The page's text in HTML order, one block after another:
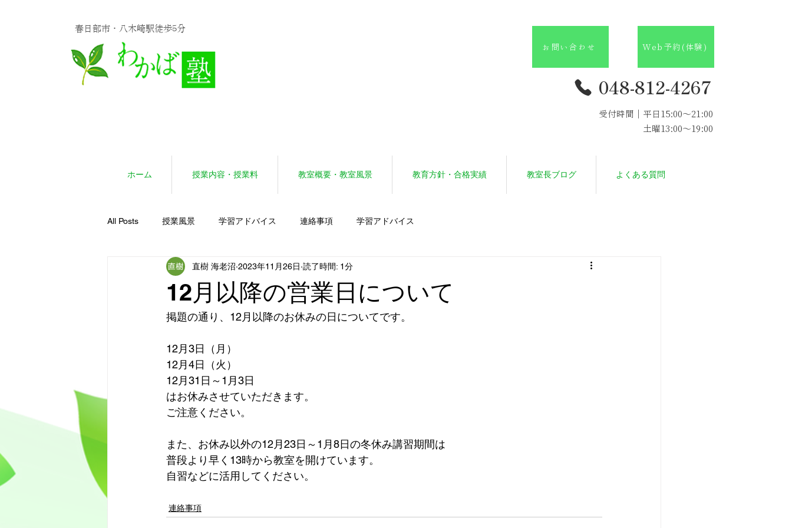
春日部市・八木崎駅徒歩5分
お問い合わせ Web予約(体験)
048-812-4267
受付時間｜ 平日15:00～21:00
​ 土曜13:00～19:00
ホーム 授業内容・授業料 教室概要・教室風景 教育方針・合格実績 教室長ブログ よくある質問
All Posts 授業風景 学習アドバイス 連絡事項 学習アドバイス
12月以降の営業日について
直樹 海老沼 2023年11月26日 読了時間: 1分
掲題の通り、12月以降のお休みの日についてです。
12月3日（月）
12月4日（火）
12月31日～1月3日
はお休みさせていただきます。
ご注意ください。
また、お休み以外の12月23日～1月8日の冬休み講習期間は
普段より早く13時から教室を開けています。
自習などに活用してください。
連絡事項